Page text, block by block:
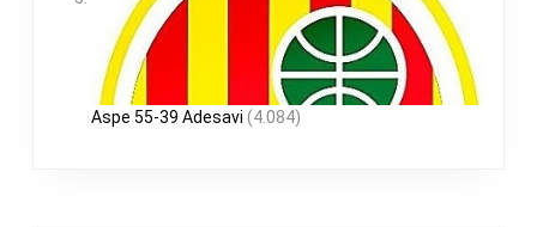
Aspe 55-39 Adesavi (4.084)